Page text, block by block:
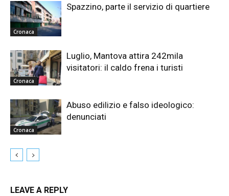
Cronaca
Spazzino, parte il servizio di quartiere
Cronaca
Luglio, Mantova attira 242mila
visitatori: il caldo frena i turisti
Cronaca
Abuso edilizio e falso ideologico:
denunciati
LEAVE A REPLY